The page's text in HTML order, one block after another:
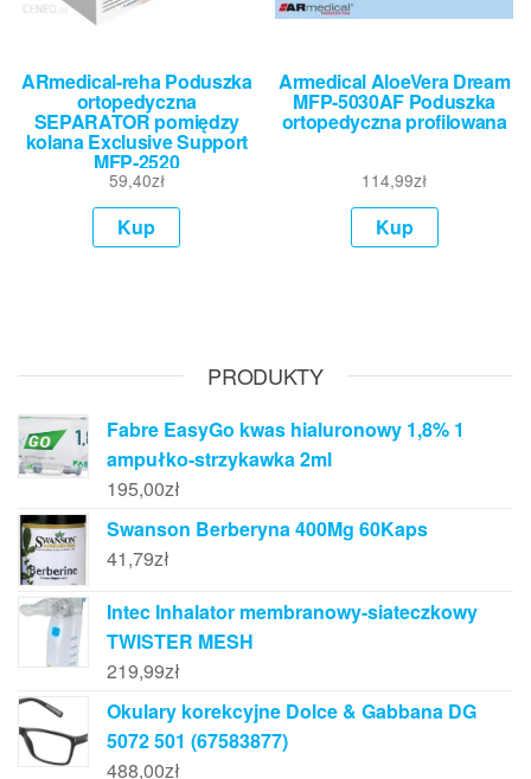
ARmedical-reha Poduszka
ortopedyczna
SEPARATOR pomiędzy
kolana Exclusive Support
MFP-2520
59,40zł
Kup
Armedical AloeVera Dream
MFP-5030AF Poduszka
ortopedyczna profilowana
114,99zł
Kup
PRODUKTY
Fabre EasyGo kwas hialuronowy 1,8% 1
ampułko-strzykawka 2ml
195,00zł
Swanson Berberyna 400Mg 60Kaps
41,79zł
Intec Inhalator membranowy-siateczkowy
TWISTER MESH
219,99zł
Okulary korekcyjne Dolce & Gabbana DG
5072 501 (67583877)
488,00zł